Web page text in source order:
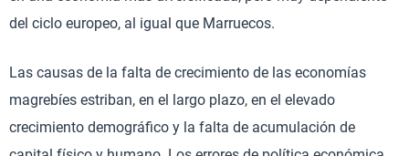
del ciclo europeo, al igual que Marruecos.
Las causas de la falta de crecimiento de las economías
magrebíes estriban, en el largo plazo, en el elevado
crecimiento demográfico y la falta de acumulación de